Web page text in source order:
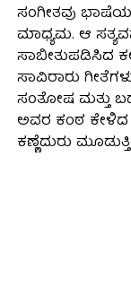
ಸಂಗೀತವು ಭಾಷೆಯ
ಮಾಧ್ಯಮ. ಆ
ಸಾಬೀತುಪಡಿಸಿದ
ಸಾವಿರಾರು
ಸಂತೋಷ ಮತ್ತು
ಅವರ ಕಂಠ ಕೇಳಿದ
ಕಣ್ಣೆದುರು